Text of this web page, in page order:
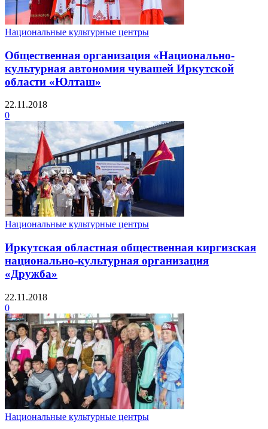
Национальные культурные центры
Общественная организация «Национально-
культурная автономия чувашей Иркутской
области «Юлташ»
22.11.2018
0
Национальные культурные центры
Иркутская областная общественная киргизская
национально-культурная организация
«Дружба»
22.11.2018
0
Национальные культурные центры